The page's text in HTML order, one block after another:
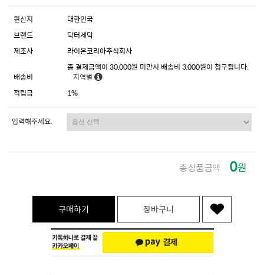
원산지
대한민국
브랜드
닥터세닥
제조사
라이온코리아주식회사
배송비
총 결제금액이 30,000원 미만시 배송비 3,000원이 청구됩니다.
지역별
적립금
1%
입력해주세요.
총 상품 금액 0원
구매하기 장바구니